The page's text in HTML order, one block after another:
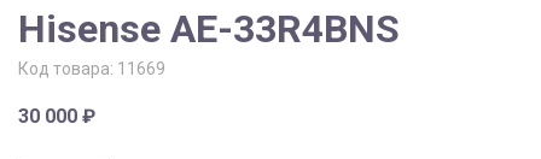
Hisense AE-33R4BNS
Код товара: 11669
30 000 ₽